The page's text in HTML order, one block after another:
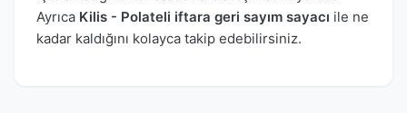
Ayrıca Kilis - Polateli iftara geri sayım sayacı ile ne
kadar kaldığını kolayca takip edebilirsiniz.